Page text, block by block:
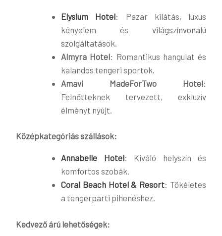
Elysium Hotel: Pazar kilátás, luxus
kényelem és világszínvonalú
szolgáltatások.
Almyra Hotel: Romantikus hangulat és
kalandos tengeri sportok.
Amavi MadeForTwo Hotel:
Felnőtteknek tervezett, exkluzív
élményt nyújt.
Középkategóriás szállások:
Annabelle Hotel: Kiváló helyszín és
komfortos szobák.
Coral Beach Hotel & Resort: Tökéletes
a tengerparti pihenéshez.
Kedvező árú lehetőségek: